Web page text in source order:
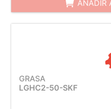
AÑADIR
GRASA
LGHC2-50-SKF